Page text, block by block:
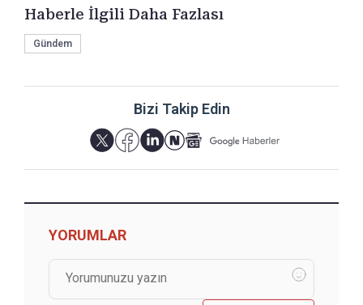
Haberle İlgili Daha Fazlası
Gündem
Bizi Takip Edin
YORUMLAR